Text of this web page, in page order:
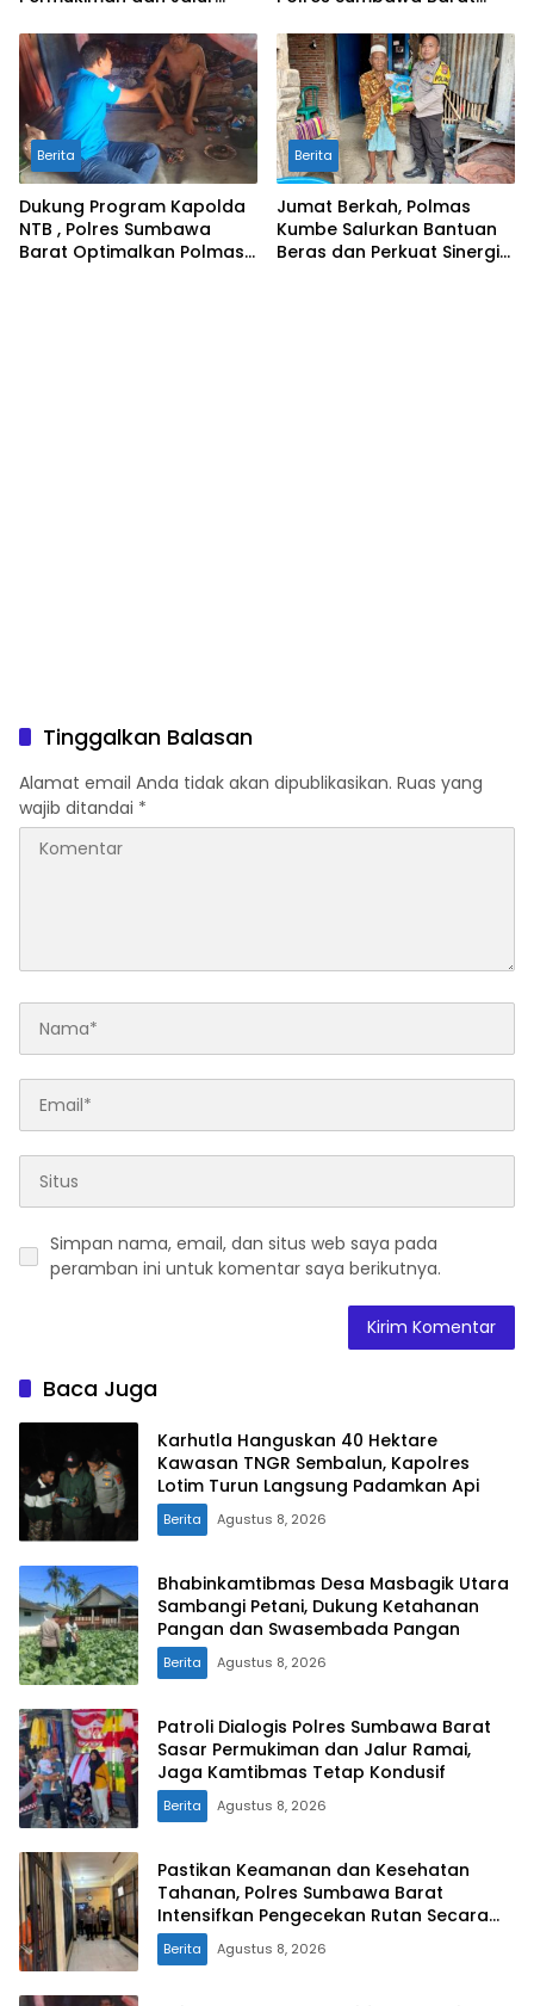
Tetap Kondusif
Rutan Secara Berkala
Berita
Dukung Program Kapolda
NTB , Polres Sumbawa
Barat Optimalkan Polmas
Berita
Jumat Berkah, Polmas
Kumbe Salurkan Bantuan
Beras dan Perkuat Sinergi
Tinggalkan Balasan
Alamat email Anda tidak akan dipublikasikan. Ruas yang
wajib ditandai *
Simpan nama, email, dan situs web saya pada
peramban ini untuk komentar saya berikutnya.
Baca Juga
Karhutla Hanguskan 40 Hektare
Kawasan TNGR Sembalun, Kapolres
Lotim Turun Langsung Padamkan Api
Berita Agustus 8, 2026
Bhabinkamtibmas Desa Masbagik Utara
Sambangi Petani, Dukung Ketahanan
Pangan dan Swasembada Pangan
Berita Agustus 8, 2026
Patroli Dialogis Polres Sumbawa Barat
Sasar Permukiman dan Jalur Ramai,
Jaga Kamtibmas Tetap Kondusif
Berita Agustus 8, 2026
Pastikan Keamanan dan Kesehatan
Tahanan, Polres Sumbawa Barat
Intensifkan Pengecekan Rutan Secara
Berkala
Berita Agustus 8, 2026